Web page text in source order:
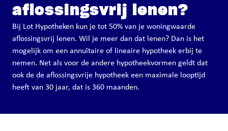
aflossingsvrij lenen?
Bij Lot Hypotheken kun je tot 50% van je woningwaarde
aflossingsvrij lenen. Wil je meer dan dat lenen? Dan is het
mogelijk om een annuïtaire of lineaire hypotheek erbij te
nemen. Net als voor de andere hypotheekvormen geldt dat
ook de de aflossingsvrije hypotheek een maximale looptijd
heeft van 30 jaar, dat is 360 maanden.